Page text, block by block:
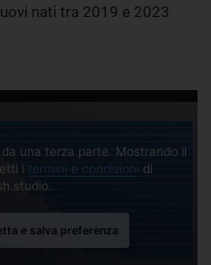
nati tra 2019 e 2023
una terza parte. Mostrando il
i termini e condizioni di
e salva preferenza